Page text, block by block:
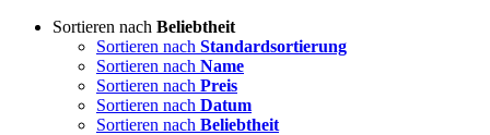
Sortieren nach Beliebtheit
Sortieren nach Standardsortierung
Sortieren nach Name
Sortieren nach Preis
Sortieren nach Datum
Sortieren nach Beliebtheit